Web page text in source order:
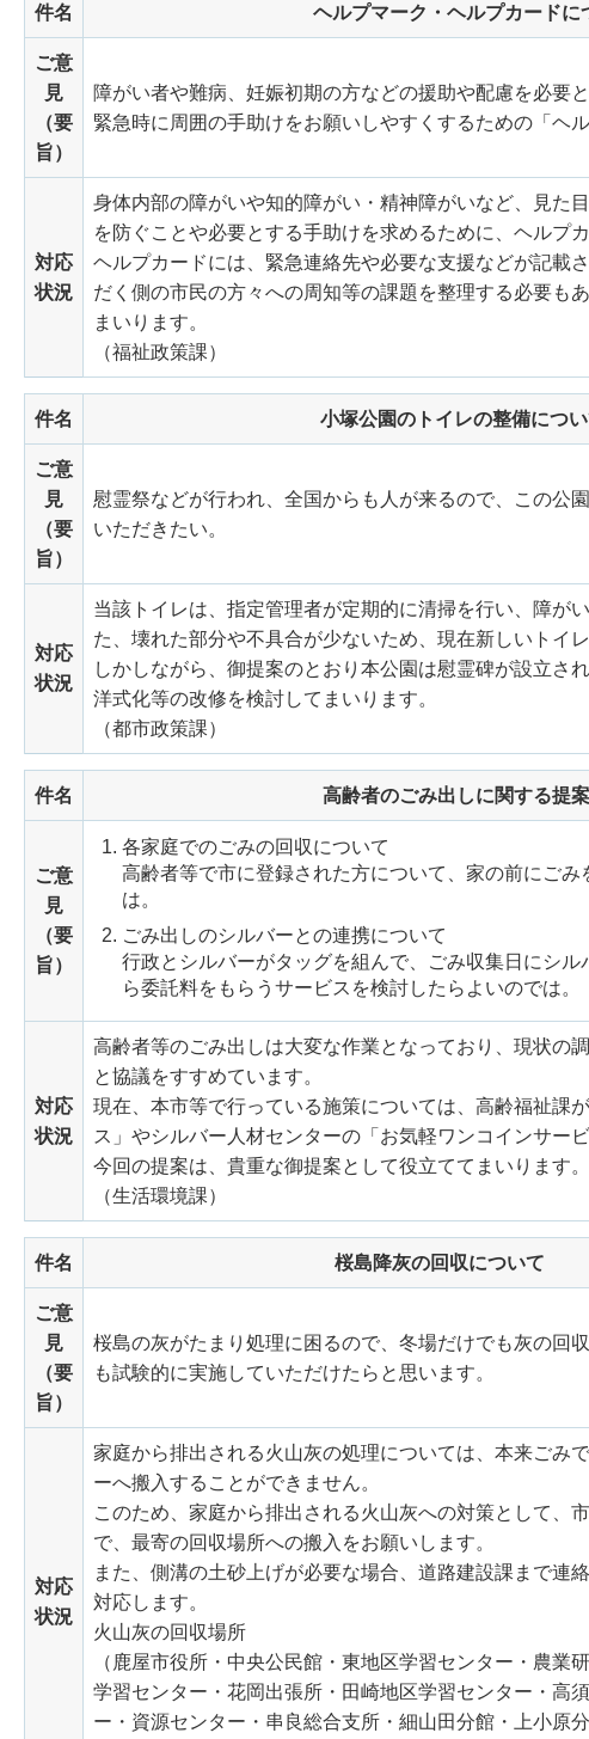
件名 ヘルプマーク・ヘルプカードに
ご意
見
（要
旨）
障がい者や難病、妊娠初期の方などの援助や配慮を必要
緊急時に周囲の手助けをお願いしやすくするための「ヘ
対応
状況
身体内部の障がいや知的障がい・精神障がいなど、見た
を防ぐことや必要とする手助けを求めるために、ヘルプ
ヘルプカードには、緊急連絡先や必要な支援などが記載
だく側の市民の方々への周知等の課題を整理する必要も
まいります。
（福祉政策課）
件名 小塚公園のトイレの整備につ
ご意
見
（要
旨）
慰霊祭などが行われ、全国からも人が来るので、この公
いただきたい。
対応
状況
当該トイレは、指定管理者が定期的に清掃を行い、障が
た、壊れた部分や不具合が少ないため、現在新しいトイ
しかしながら、御提案のとおり本公園は慰霊碑が設立さ
洋式化等の改修を検討してまいります。
（都市政策課）
件名 高齢者のごみ出しに関する提案
ご意
見
（要
旨）
各家庭でのごみの回収について
高齢者等で市に登録された方について、家の前にご
は。
ごみ出しのシルバーとの連携について
行政とシルバーがタッグを組んで、ごみ収集日にシ
ら委託料をもらうサービスを検討したらよいのでは。
対応
状況
高齢者等のごみ出しは大変な作業となっており、現状の
と協議をすすめています。
現在、本市等で行っている施策については、高齢福祉課
ス」やシルバー人材センターの「お気軽ワンコインサー
今回の提案は、貴重な御提案として役立ててまいります。
（生活環境課）
件名 桜島降灰の回収について
ご意
見
（要
旨）
桜島の灰がたまり処理に困るので、冬場だけでも灰の回
も試験的に実施していただけたらと思います。
対応
状況
家庭から排出される火山灰の処理については、本来ごみ
ーへ搬入することができません。
このため、家庭から排出される火山灰への対策として、
で、最寄の回収場所への搬入をお願いします。
また、側溝の土砂上げが必要な場合、道路建設課まで連
対応します。
火山灰の回収場所
（鹿屋市役所・中央公民館・東地区学習センター・農
学習センター・花岡出張所・田崎地区学習センター・高
ー・資源センター・串良総合支所・細山田分館・上小原